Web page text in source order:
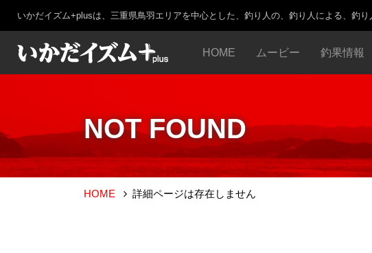
いかだイズム+plusは、三重県鳥羽エリアを中心とした、釣り人の、釣り人による、釣
HOME ムービー 釣果情報
NOT FOUND
HOME 詳細ページは存在しません